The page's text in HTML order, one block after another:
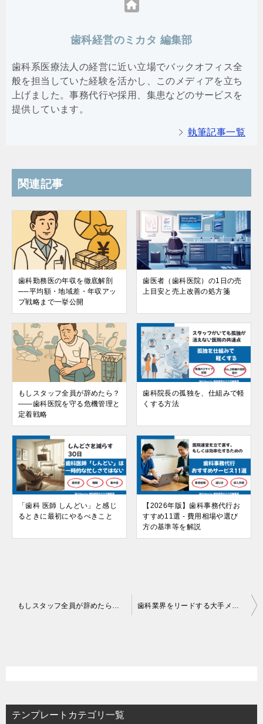
歯科経営のミカタ 編集部
歯科系医療法人の経営に近い立場でバックオフィス全
般を担当していた経験を活かし、このメディアを立ち
上げました。事務代行や採用、集患などのサービスを
提供しています。
執筆記事一覧
関連記事
歯科勤務医の年収を徹底解剖
──平均額・地域差・年収アッ
プ戦略まで一挙公開
歯医者（歯科医院）の1日の売
上目安と売上改善の処方箋
もしスタッフ全員が辞めたら？
――歯科医院を守る危機管理と
定着戦略
歯科院長の孤独を、仕組みで軽
くする方法
「歯科 医師 しんどい」と感じ
るときに最初にやるべきこと
【2026年版】歯科事務代行お
すすめ11選 - 費用相場や選び
方の基準等を解説
シ
もしスタッフ全員が辞めたら？――歯科医院を守る危機管理と定着戦略 歯科業界をリードする大手メーカーまとめ──製品力・サポート体制・導入メリットを経営者視点で比較
テンプレートカテゴリ一覧